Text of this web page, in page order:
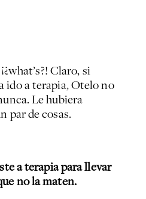
Claro, si
ido a terapia, Otelo no
Le hubiera
par de cosas.
a terapia para llevar
no la maten.